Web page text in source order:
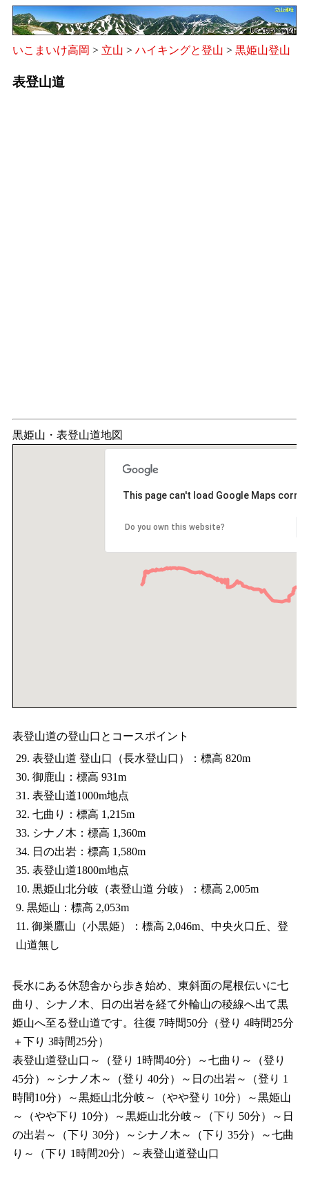
いこまいけ高岡 > 立山 > ハイキングと登山 > 黒姫山登山
表登山道
黒姫山・表登山道地図
This page can't load Google Maps
Do you own this website?
表登山道の登山口とコースポイント
29. 表登山道 登山口（長水登山口）：標高 820m
30. 御鹿山：標高 931m
31. 表登山道1000m地点
32. 七曲り：標高 1,215m
33. シナノ木：標高 1,360m
34. 日の出岩：標高 1,580m
35. 表登山道1800m地点
10. 黒姫山北分岐（表登山道 分岐）：標高 2,005m
9. 黒姫山：標高 2,053m
11. 御巣鷹山（小黒姫）：標高 2,046m、中央火口丘、登
山道無し
長水にある休憩舎から歩き始め、東斜面の尾根伝いに七
曲り、シナノ木、日の出岩を経て外輪山の稜線へ出て黒
姫山へ至る登山道です。往復 7時間50分（登り 4時間25分
＋下り 3時間25分）
表登山道登山口～（登り 1時間40分）～七曲り～（登り
45分）～シナノ木～（登り 40分）～日の出岩～（登り 1
時間10分）～黒姫山北分岐～（やや登り 10分）～黒姫山
～（やや下り 10分）～黒姫山北分岐～（下り 50分）～日
の出岩～（下り 30分）～シナノ木～（下り 35分）～七曲
り～（下り 1時間20分）～表登山道登山口